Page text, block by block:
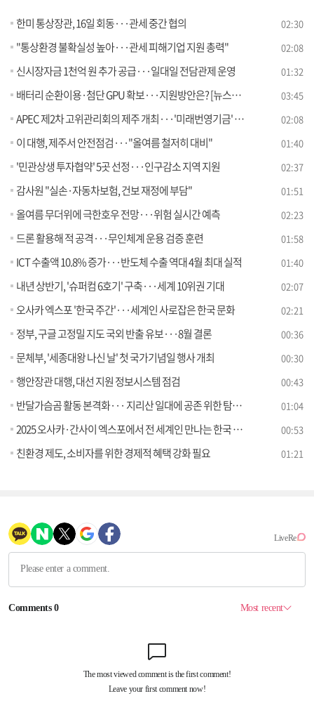
한미 통상장관, 16일 회동···관세 중간 협의 02:30
"통상환경 불확실성 높아···관세 피해기업 지원 총력" 02:08
신시장자금 1천억 원 추가 공급···일대일 전담관제 운영 01:32
배터리 순환이용·첨단 GPU 확보···지원방안은? [뉴스의 맥] 03:45
APEC 제2차 고위관리회의 제주 개최···'미래번영기금' 설립 02:08
이 대행, 제주서 안전점검···"올여름 철저히 대비" 01:40
'민관상생 투자협약' 5곳 선정···인구감소 지역 지원 02:37
감사원 "실손·자동차보험, 건보 재정에 부담" 01:51
올여름 무더위에 극한호우 전망···위험 실시간 예측 02:23
드론 활용해 적 공격···무인체계 운용 검증 훈련 01:58
ICT 수출액 10.8% 증가···반도체 수출 역대 4월 최대 실적 01:40
내년 상반기, '슈퍼컴 6호기' 구축···세계 10위권 기대 02:07
오사카 엑스포 '한국 주간'···세계인 사로잡은 한국 문화 02:21
정부, 구글 고정밀 지도 국외 반출 유보···8월 결론 00:36
문체부, '세종대왕 나신 날' 첫 국가기념일 행사 개최 00:30
행안장관 대행, 대선 지원 정보시스템 점검 00:43
반달가슴곰 활동 본격화··· 지리산 일대에 공존 위한 탐방 수칙 안내 01:04
2025 오사카·간사이 엑스포에서 전 세계인 만나는 한국 국가유산 00:53
친환경 제도, 소비자를 위한 경제적 혜택 강화 필요 01:21